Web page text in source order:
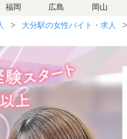
福岡 広島
岡山
大分駅の女性バイト・求人